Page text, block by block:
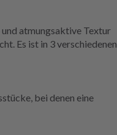
atmungsaktive Textur
Es ist in 3 verschiedenen
bei denen eine